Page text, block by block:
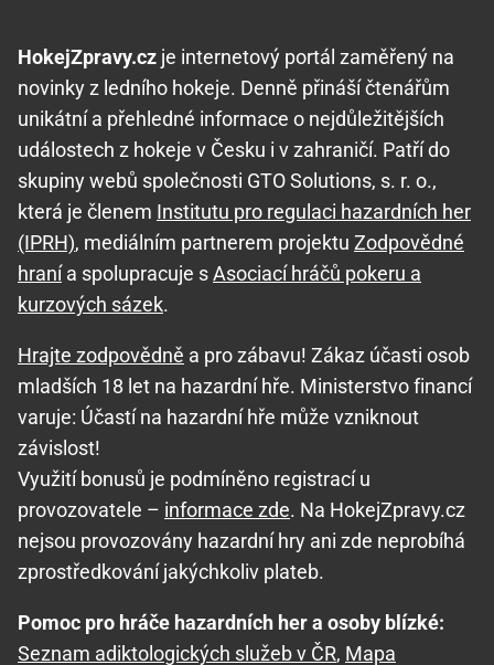
HokejZpravy.cz je internetový portál zaměřený na
novinky z ledního hokeje. Denně přináší čtenářům
unikátní a přehledné informace o nejdůležitějších
událostech z hokeje v Česku i v zahraničí. Patří do
skupiny webů společnosti GTO Solutions, s. r. o.,
která je členem Institutu pro regulaci hazardních her
(IPRH), mediálním partnerem projektu Zodpovědné
hranía spolupracuje sAsociací hráčů pokeru a
kurzových sázek.
Hrajte zodpovědně a pro zábavu! Zákaz účasti osob
mladších 18 let na hazardní hře. Ministerstvo financí
varuje: Účastí na hazardní hře může vzniknout
závislost!
Využití bonusů je podmíněno registrací u
provozovatele – informace zde. Na HokejZpravy.cz
nejsou provozovány hazardní hry ani zde neprobíhá
zprostředkování jakýchkoliv plateb.
Pomoc pro hráče hazardních her a osoby blízké:
Seznam adiktologických služeb v ČR, Mapa